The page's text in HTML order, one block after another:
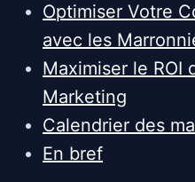
Optimiser Votre
avec les
Maximiser le ROI
Marketing
Calendrier des
En bref